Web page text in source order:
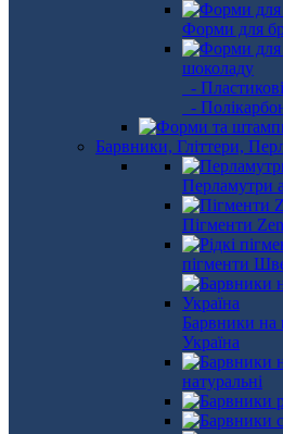
Форми для
шоколаду
-
-
Барвники, Гліттери,
Перламутри
Пігменти
пігменти
Барвники на
Україна
натуральні